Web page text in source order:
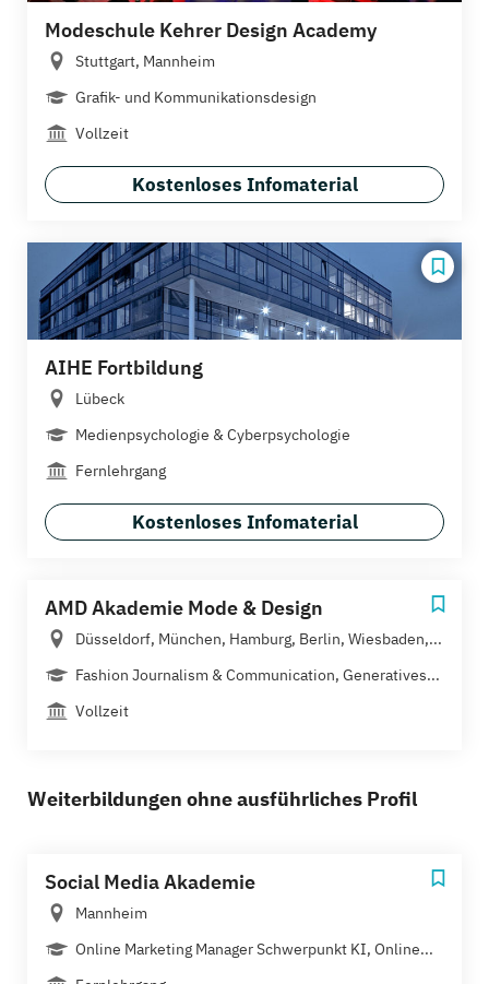
Modeschule Kehrer Design Academy
Stuttgart, Mannheim
Grafik- und Kommunikationsdesign
Vollzeit
Kostenloses Infomaterial
AIHE Fortbildung
Lübeck
Medienpsychologie & Cyberpsychologie
Fernlehrgang
Kostenloses Infomaterial
AMD Akademie Mode & Design
Düsseldorf, München, Hamburg, Berlin, Wiesbaden,...
Fashion Journalism & Communication, Generatives...
Vollzeit
Weiterbildungen ohne ausführliches Profil
Social Media Akademie
Mannheim
Online Marketing Manager Schwerpunkt KI, Online...